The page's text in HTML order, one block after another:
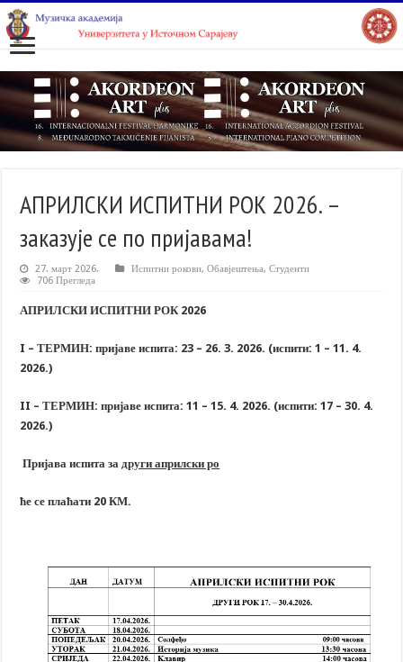
АПРИЛСКИ ИСПИТНИ РОК 2026. –
заказује се по пријавама!
27. март 2026. Испитни рокови,Обавјештења,Студенти
706 Прегледа
АПРИЛСКИ ИСПИТНИ РОК 2026
I – ТЕРМИН: пријаве испита: 23 – 26. 3. 2026. (испити: 1 – 11 . 4.
2026.)
II – ТЕРМИН: пријаве испита: 11 – 1 5. 4. 2026. (испити:17 – 30. 4.
2026.)
Пријава испита за други априлски ро
ће се плаћати 20КМ.